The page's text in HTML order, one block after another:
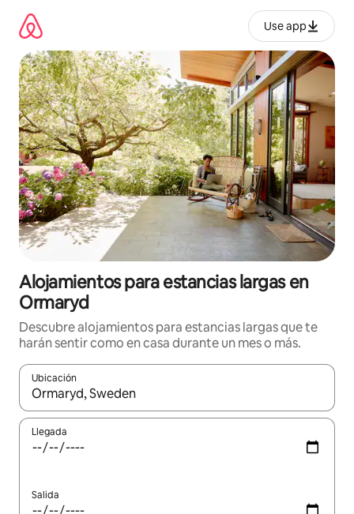
contenido
Use app
Alojamientos para estancias largas en
Ormaryd
Descubre alojamientos para estancias largas que te
harán sentir como en casa durante un mes o más.
Ubicación
Cuando los resultados estén disponibles, podrás navegar
Llegada
Salida